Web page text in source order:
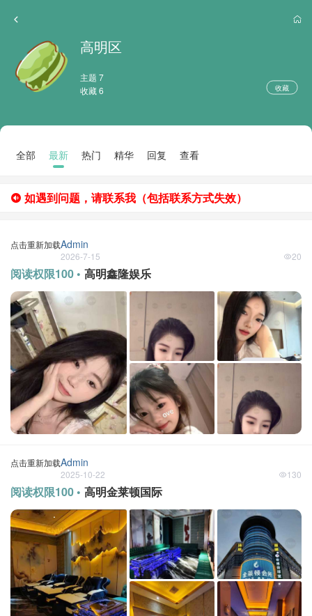
高明区
主题 7
收藏 6
收藏
全部 最新 热门 精华 回复 查看
如遇到问题，请联系我（包括联系方式失效）
点击重新加载Admin
2026-7-15 20
阅读权限100 • 高明鑫隆娱乐
点击重新加载Admin
2025-10-22 130
阅读权限100 • 高明金莱顿国际